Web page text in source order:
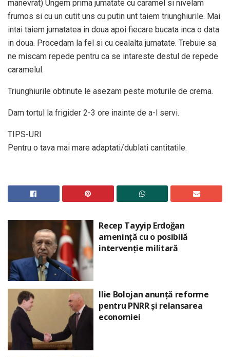
manevrat) Ungem prima jumatate cu caramel si nivelam
frumos si cu un cutit uns cu putin unt taiem triunghiurile. Mai
intai taiem jumatatea in doua apoi fiecare bucata inca o data
in doua. Procedam la fel si cu cealalta jumatate. Trebuie sa
ne miscam repede pentru ca se intareste destul de repede
caramelul.
Triunghiurile obtinute le asezam peste moturile de crema.
Dam tortul la frigider 2-3 ore inainte de a-l servi.
TIPS-URI
Pentru o tava mai mare adaptati/dublati cantitatile.
Recep Tayyip Erdoğan
amenință cu o posibilă
intervenție militară
Ilie Bolojan anunță reforme
pentru PNRR și relansarea
economiei